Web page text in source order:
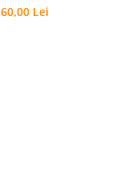
rugozitati
60,00 Lei